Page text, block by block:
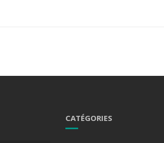
CATÉGORIES